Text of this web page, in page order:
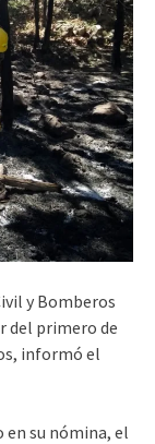
y Bomberos
del primero de
informó el
su nómina, el